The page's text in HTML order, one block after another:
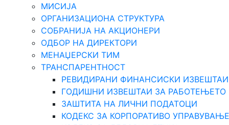
МИСИЈА
ОРГАНИЗАЦИОНА СТРУКТУРА
СОБРАНИЈА НА АКЦИОНЕРИ
ОДБОР НА ДИРЕКТОРИ
МЕНАЏЕРСКИ ТИМ
ТРАНСПАРЕНТНОСТ
РЕВИДИРАНИ ФИНАНСИСКИ ИЗВЕШТАИ
ГОДИШНИ ИЗВЕШТАИ ЗА РАБОТЕЊЕТО
ЗАШТИТА НА ЛИЧНИ ПОДАТОЦИ
КОДЕКС ЗА КОРПОРАТИВО УПРАВУВАЊЕ